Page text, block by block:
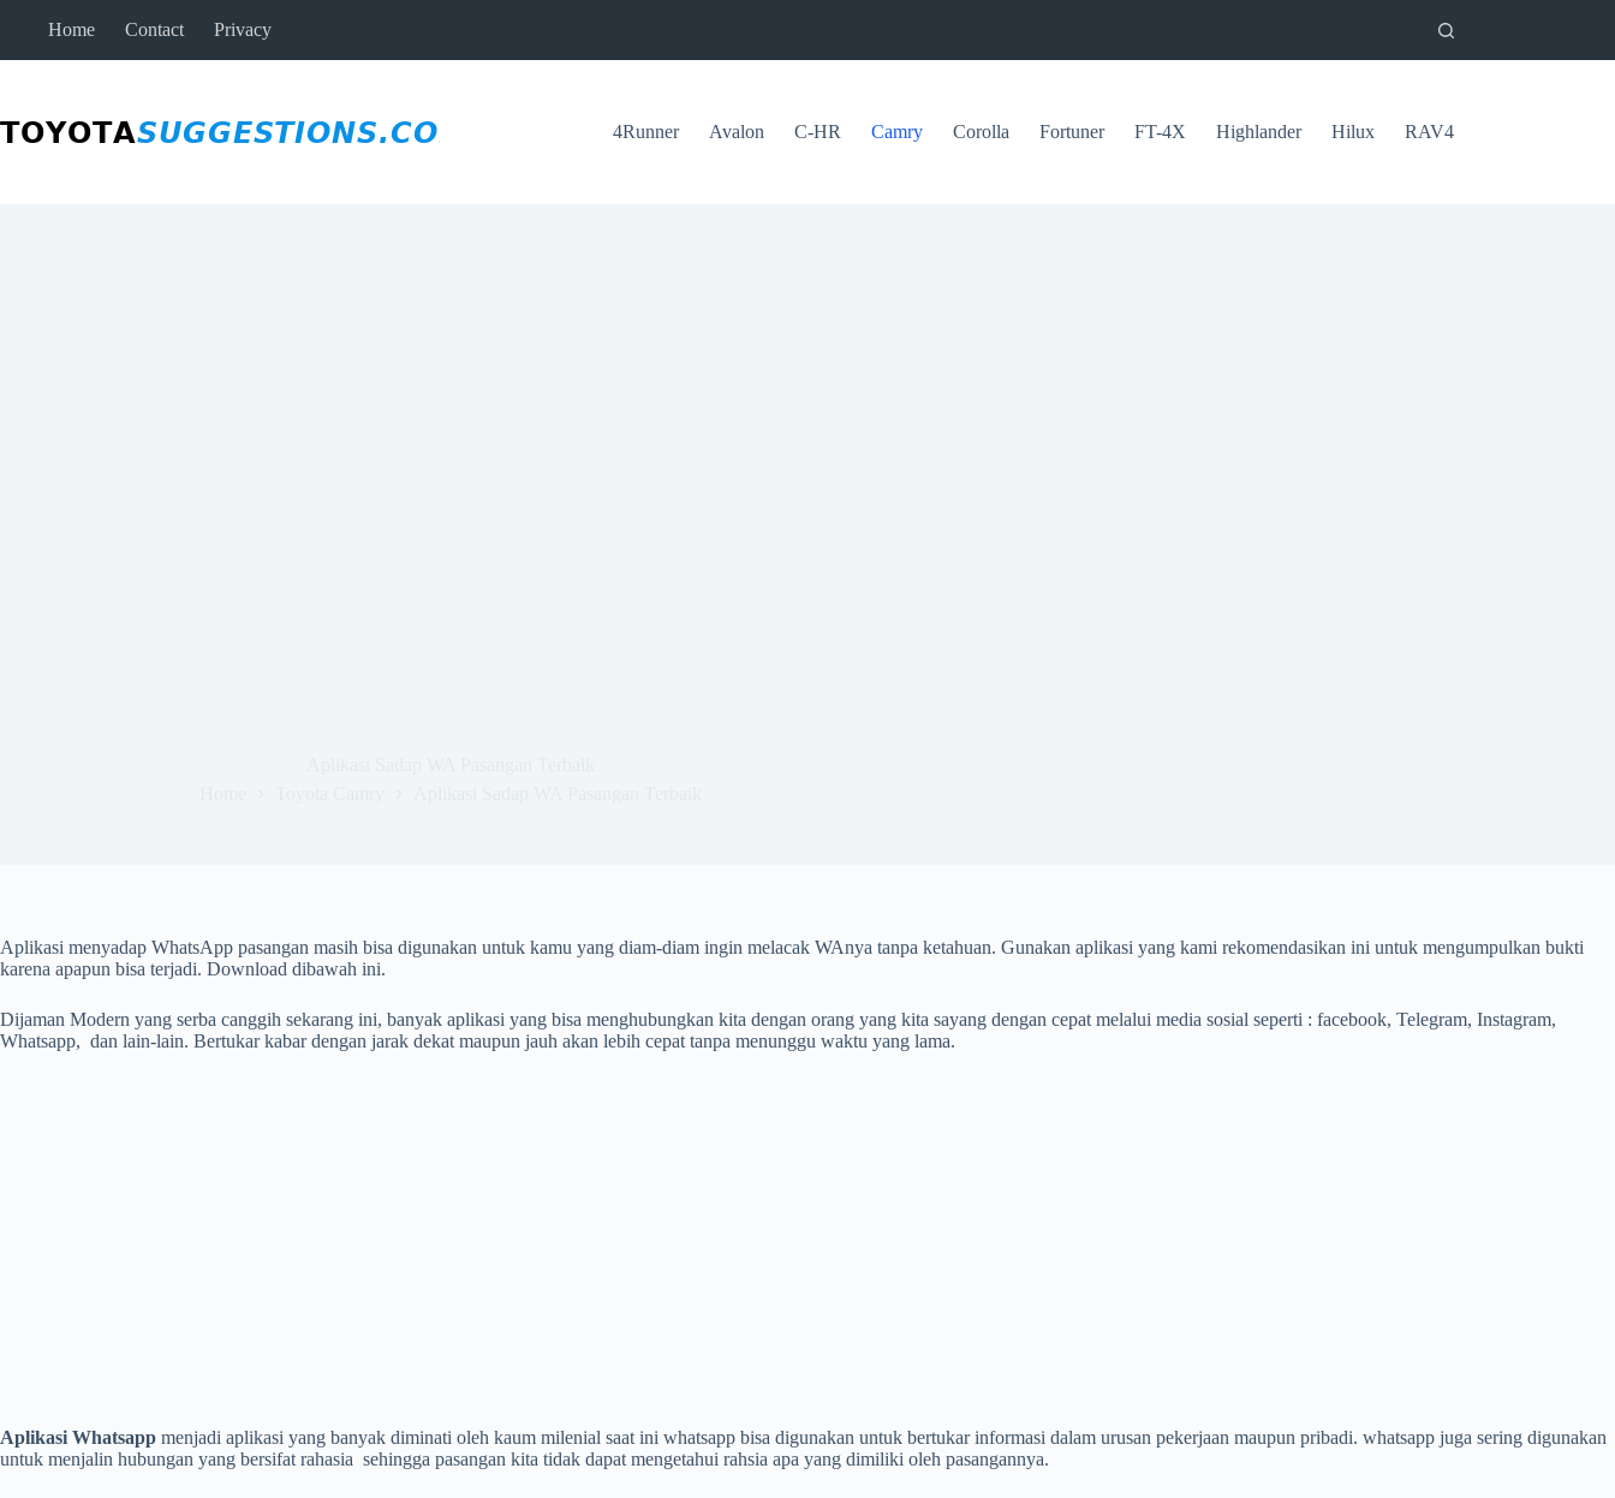
Home Contact Privacy
4Runner Avalon C-HR Camry Corolla Fortuner FT-4X Highlander Hilux RAV4
Aplikasi menyadap WhatsApp pasangan masih bisa digunakan untuk kamu yang diam-diam ingin melacak WAnya tanpa ketahuan. Gunakan aplikasi yang kami rekomendasikan ini untuk mengumpulkan bukti
karena apapun bisa terjadi. Download dibawah ini.
Dijaman Modern yang serba canggih sekarang ini, banyak aplikasi yang bisa menghubungkan kita dengan orang yang kita sayang dengan cepat melalui media sosial seperti : facebook, Telegram, Instagram,
Whatsapp, dan lain-lain. Bertukar kabar dengan jarak dekat maupun jauh akan lebih cepat tanpa menunggu waktu yang lama.
Aplikasi Whatsapp menjadi aplikasi yang banyak diminati oleh kaum milenial saat ini whatsapp bisa digunakan untuk bertukar informasi dalam urusan pekerjaan maupun pribadi. whatsapp juga sering digunakan
untuk menjalin hubungan yang bersifat rahasia sehingga pasangan kita tidak dapat mengetahui rahsia apa yang dimiliki oleh pasangannya.